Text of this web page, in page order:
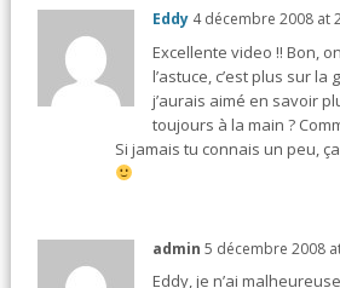
Eddy 4 décembre 2008 at
Excellente video !! Bon,
l’astuce, c’est plus sur
j’aurais aimé en savoir
toujours à la main ?
Si jamais tu connais un peu,
admin 5 décembre 2008
Eddy, je n’ai